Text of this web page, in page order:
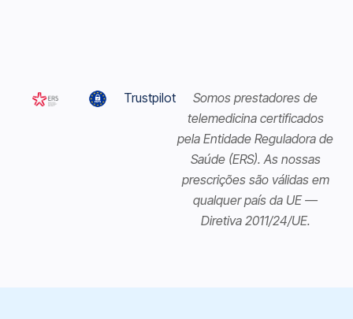
Trustpilot
Somos prestadores de
telemedicina certificados
pela Entidade Reguladora de
Saúde (ERS). As nossas
prescrições são válidas em
qualquer país da UE —
Diretiva 2011/24/UE.